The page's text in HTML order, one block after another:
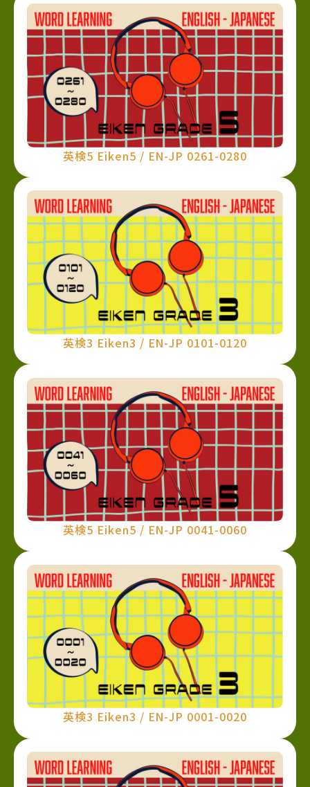
英検5 Eiken5 / EN-JP 0261-0280
英検3 Eiken3 / EN-JP 0101-0120
英検5 Eiken5 / EN-JP 0041-0060
英検3 Eiken3 / EN-JP 0001-0020